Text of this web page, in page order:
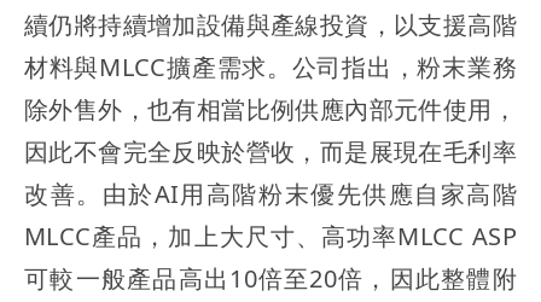
續仍將持續增加設備與產線投資，以支援高階
材料與MLCC擴產需求。公司指出，粉末業務
除外售外，也有相當比例供應內部元件使用，
因此不會完全反映於營收，而是展現在毛利率
改善。由於AI用高階粉末優先供應自家高階
MLCC產品，加上大尺寸、高功率MLCC ASP
可較一般產品高出10倍至20倍，因此整體附